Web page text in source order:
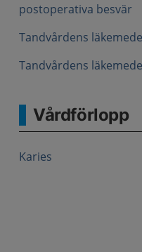
postoperativa besvär
Tandvårdens
Tandvårdens
Vårdförlopp
Karies